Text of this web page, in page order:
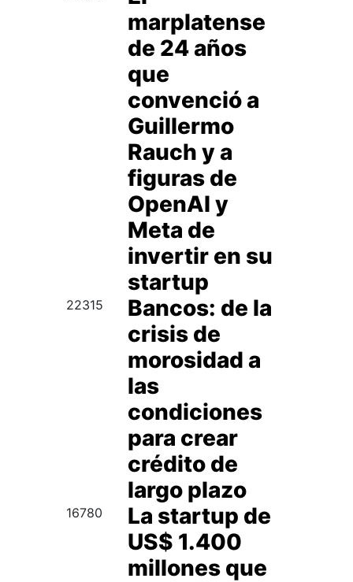
marplatense
de 24 años
que
convenció a
Guillermo
Rauch y a
figuras de
OpenAI y
Meta de
invertir en su
startup
22315
Bancos: de la
crisis de
morosidad a
las
condiciones
para crear
crédito de
largo plazo
16780
La startup de
US$ 1.400
millones que